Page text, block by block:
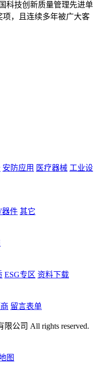
科技创新质量管理先进单
项，且连续多年被广大客
安防应用 医疗器械 工业设
器件 其它
ESG专区 资料下载
留言表单
公司 All rights reserved.
图